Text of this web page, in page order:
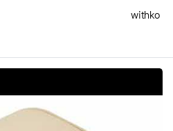
등록자
withko